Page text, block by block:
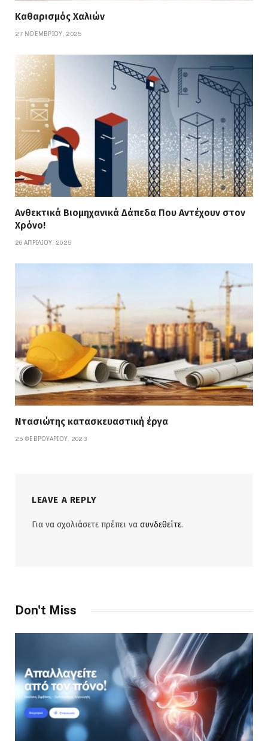
Καθαρισμός Χαλιών
27 ΝΟΕΜΒΡΊΟΥ, 2025
Ανθεκτικά Βιομηχανικά Δάπεδα Που Αντέχουν στον
Χρόνο!
26 ΑΠΡΙΛΊΟΥ, 2025
Ντασιώτης κατασκευαστική έργα
25 ΦΕΒΡΟΥΑΡΊΟΥ, 2023
LEAVE A REPLY
Για να σχολιάσετε πρέπει να συνδεθείτε.
Don't Miss